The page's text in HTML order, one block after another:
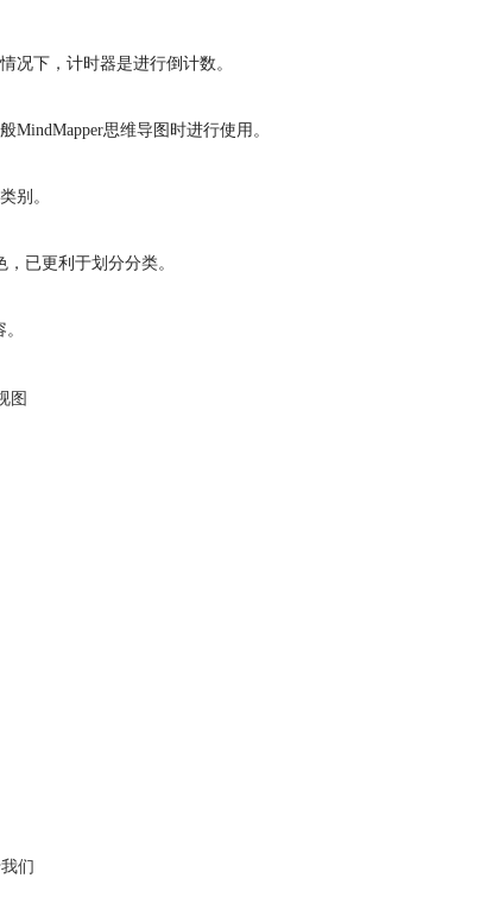
况下，计时器是进行倒计数。
思维导图时进行使用。
别。
已更利于划分分类。
图
们